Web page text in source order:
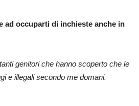
ad occuparti di inchieste anche in
genitori che hanno scoperto che le
e illegali secondo me domani.